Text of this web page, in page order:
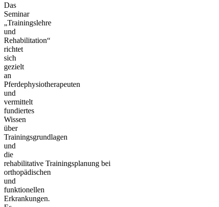
Das
Seminar
„Trainingslehre
und
Rehabilitation“
richtet
sich
gezielt
an
Pferdephysiotherapeuten
und
vermittelt
fundiertes
Wissen
über
Trainingsgrundlagen
und
die
rehabilitative Trainingsplanung bei
orthopädischen
und
funktionellen
Erkrankungen.